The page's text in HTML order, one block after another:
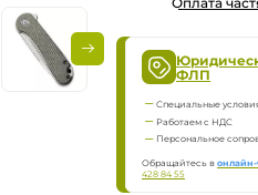
ФЛП
Специальные
Работаем с НДС
Персональное
Обращайтесь вонлайн-
428 84 55